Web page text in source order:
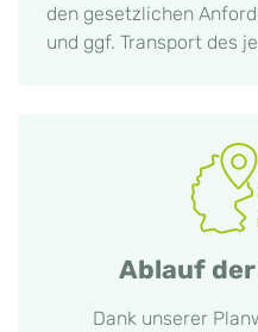
den gesetzlichen
und ggf. Transport des
Ablauf
Dank unserer